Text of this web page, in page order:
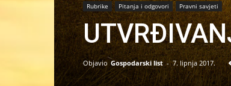
Rubrike Pitanja i odgovori Pravni savjeti
Objavio Gospodarski list - 7. lipnja 2017.